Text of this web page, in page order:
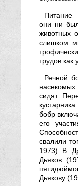
Питание
они ни
животных
слишком
трудов как
Речной
сидят.
бобр
его
свалили
1973). В.
Дьяков
Дьякову